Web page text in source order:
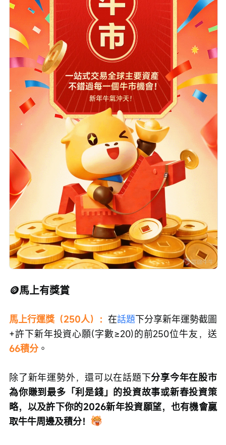
🪙馬上有獎賞
馬上行運獎（250人）： 在話題下分享新年運勢截圖
+許下新年投資心願(字數≥20)的前250位牛友，送
66積分 。
除了新年運勢外，還可以在話題下分享今年在股市
為你賺到最多「利是錢」的投資故事或新春投資策
略，以及許下你的2026新年投資願望，也有機會贏
取牛牛周邊及積分！